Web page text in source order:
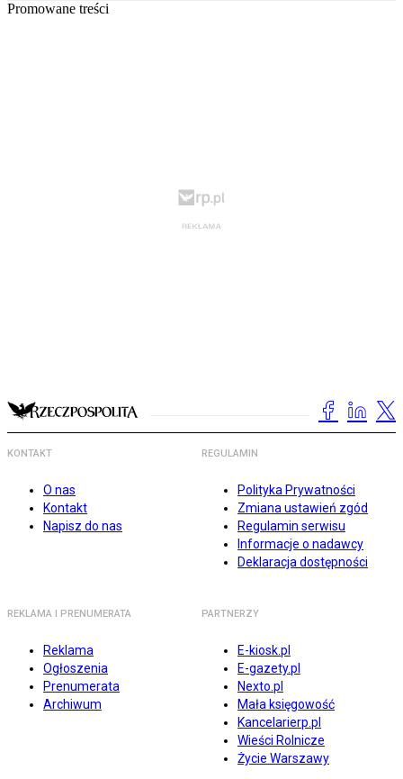
Promowane treści
KONTAKT
O nas
Kontakt
Napisz do nas
REGULAMIN
Polityka Prywatności
Zmiana ustawień zgód
Regulamin serwisu
Informacje o nadawcy
Deklaracja dostępności
REKLAMA I PRENUMERATA
Reklama
Ogłoszenia
Prenumerata
Archiwum
PARTNERZY
E-kiosk.pl
E-gazety.pl
Nexto.pl
Mała księgowość
Kancelarierp.pl
Wieści Rolnicze
Życie Warszawy